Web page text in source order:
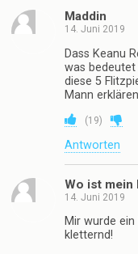
Maddin
14. Juni 2019
Dass Keanu
was bedeutet
diese 5
Mann
(19)
Antworten
Wo ist mein
14. Juni 2019
Mir wurde
kletternd!